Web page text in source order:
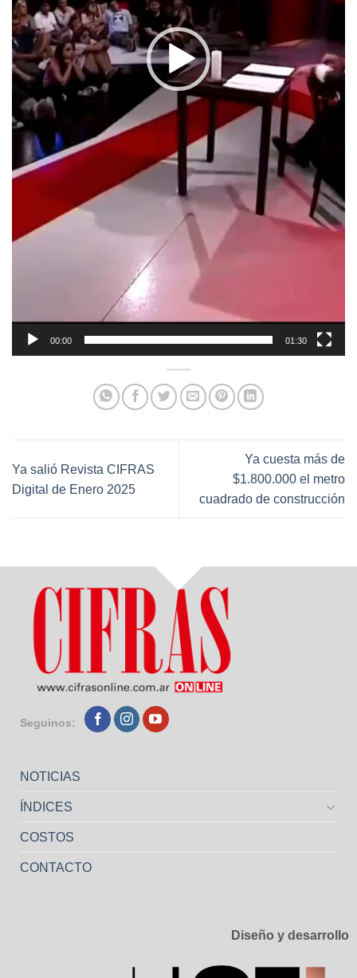
00:00 01:30
Ya salió Revista CIFRAS
Digital de Enero 2025
Ya cuesta más de
$1.800.000 el metro
cuadrado de construcción
Seguinos:
NOTICIAS
ÍNDICES
COSTOS
CONTACTO
Diseño y desarrollo